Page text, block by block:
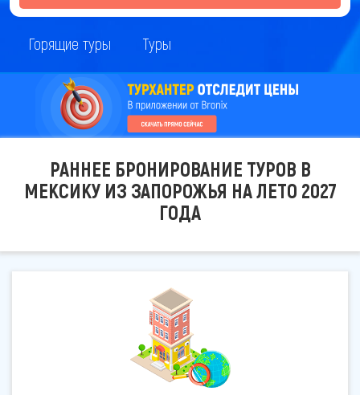
Горящие туры Туры
РАННЕЕ БРОНИРОВАНИЕ ТУРОВ В
МЕКСИКУ ИЗ ЗАПОРОЖЬЯ НА ЛЕТО 2027
ГОДА